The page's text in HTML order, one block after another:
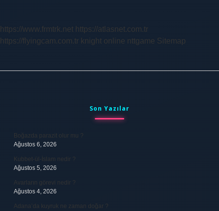
https://www.frmtrk.net https://atlasnet.com.tr
https://flyingcam.com.tr knight online nttgame Sitemap
Son Yazılar
Boğazda parazit olur mu ?
Ağustos 6, 2026
Kubbet-ül-İslam nedir ?
Ağustos 5, 2026
Avarların görevi nedir ?
Ağustos 4, 2026
Adana’da kuyruk ne zaman doğar ?